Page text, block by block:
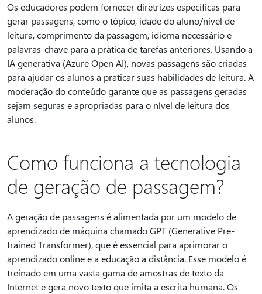
Os educadores podem fornecer diretrizes específicas para
gerar passagens, como o tópico, idade do aluno/nível de
leitura, comprimento da passagem, idioma necessário e
palavras-chave para a prática de tarefas anteriores. Usando a
IA generativa (Azure Open AI), novas passagens são criadas
para ajudar os alunos a praticar suas habilidades de leitura. A
moderação do conteúdo garante que as passagens geradas
sejam seguras e apropriadas para o nível de leitura dos
alunos.
Como funciona a tecnologia
de geração de passagem?
A geração de passagens é alimentada por um modelo de
aprendizado de máquina chamado GPT (Generative Pre-
trained Transformer), que é essencial para aprimorar o
aprendizado online e a educação a distância. Esse modelo é
treinado em uma vasta gama de amostras de texto da
Internet e gera novo texto que imita a escrita humana. Os